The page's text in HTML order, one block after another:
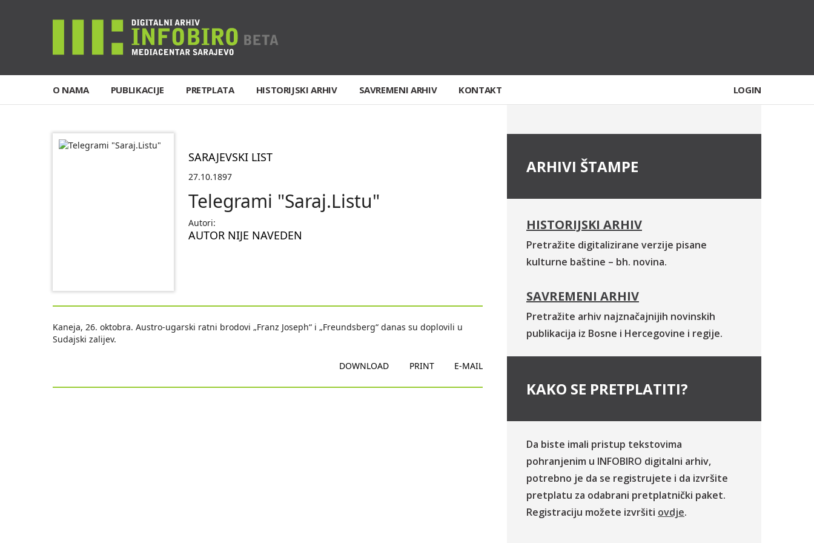
O NAMA PUBLIKACIJE PRETPLATA HISTORIJSKI ARHIV SAVREMENI ARHIV KONTAKT LOGIN
SARAJEVSKI LIST
27.10.1897
Telegrami "Saraj.Listu"
Autori:
AUTOR NIJE NAVEDEN
Kaneja, 26. oktobra. Austro-ugarski ratni brodovi „Franz Joseph“ i „Freundsberg“ danas su doplovili u
Sudajski zalijev.
DOWNLOAD PRINT E-MAIL
ARHIVI ŠTAMPE
HISTORIJSKI ARHIV
Pretražite digitalizirane verzije pisane
kulturne baštine – bh. novina.
SAVREMENI ARHIV
Pretražite arhiv najznačajnijih novinskih
publikacija iz Bosne i Hercegovine i regije.
KAKO SE PRETPLATITI?
Da biste imali pristup tekstovima
pohranjenim u INFOBIRO digitalni arhiv,
potrebno je da se registrujete i da izvršite
pretplatu za odabrani pretplatnički paket.
Registraciju možete izvršiti ovdje.